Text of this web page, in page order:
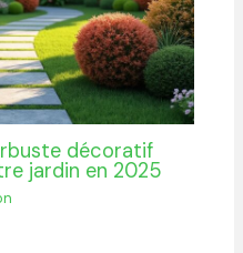
décoratif
jardin en 2025